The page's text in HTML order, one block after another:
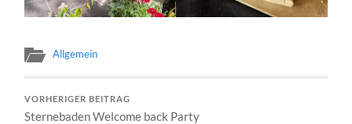
Allgemein
VORHERIGER BEITRAG
Sternebaden Welcome back Party